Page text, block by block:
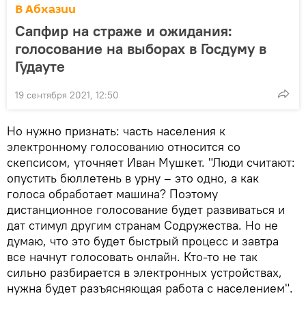
В Абхазии
Сапфир на страже и ожидания:
голосование на выборах в Госдуму в
Гудауте
19 сентября 2021, 12:50
Но нужно признать: часть населения к
электронному голосованию относится со
скепсисом, уточняет Иван Мушкет. "Люди считают:
опустить бюллетень в урну – это одно, а как
голоса обработает машина? Поэтому
дистанционное голосование будет развиваться и
дат стимул другим странам Содружества. Но не
думаю, что это будет быстрый процесс и завтра
все начнут голосовать онлайн. Кто-то не так
сильно разбирается в электронных устройствах,
нужна будет разъясняющая работа с населением".